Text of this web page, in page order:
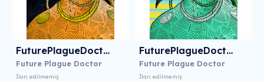
FuturePlagueDoctor11
Future Plague Doctor
İlan edilmemiş
FuturePlagueDoctor12
Future Plague Doctor
İlan edilmemiş